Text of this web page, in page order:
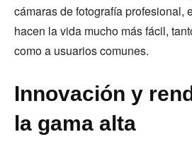
cámaras de fotografía profesional,
hacen la vida mucho más fácil,
como a usuarios comunes.
Innovación y
la gama alta